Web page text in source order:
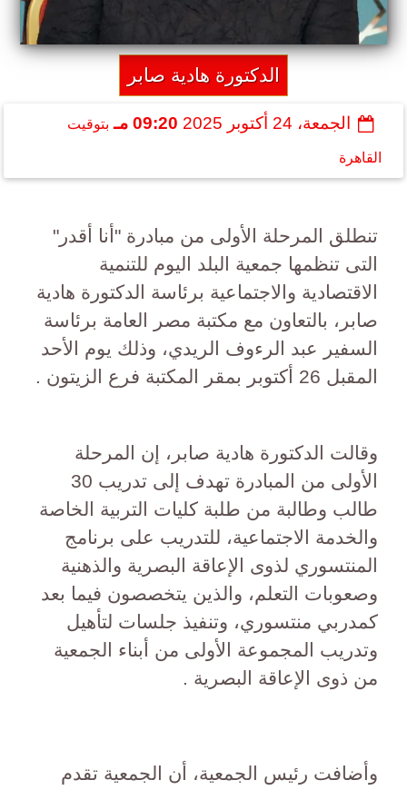
الدكتورة هادية صابر
الجمعة، 24 أكتوبر 2025 09:20 مـ بتوقيت
القاهرة
تنطلق المرحلة الأولى من مبادرة "أنا أقدر"
التى تنظمها جمعية البلد اليوم للتنمية
الاقتصادية والاجتماعية برئاسة الدكتورة هادية
صابر، بالتعاون مع مكتبة مصر العامة برئاسة
السفير عبد الرءوف الريدي، وذلك يوم الأحد
المقبل 26 أكتوبر بمقر المكتبة فرع الزيتون .
وقالت الدكتورة هادية صابر، إن المرحلة
الأولى من المبادرة تهدف إلى تدريب 30
طالب وطالبة من طلبة كليات التربية الخاصة
والخدمة الاجتماعية، للتدريب على برنامج
المنتسوري لذوى الإعاقة البصرية والذهنية
وصعوبات التعلم، والذين يتخصصون فيما بعد
كمدربي منتسوري، وتنفيذ جلسات لتأهيل
وتدريب المجموعة الأولى من أبناء الجمعية
من ذوى الإعاقة البصرية .
وأضافت رئيس الجمعية، أن الجمعية تقدم